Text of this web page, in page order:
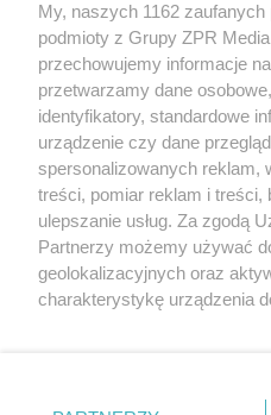
Żaden utwór zamieszczony w
rozpowszechniany lub dalej
tym także elektroniczny lub
eksploatacji w jakiejkolwiek formie,
Internecie bez pisemnej zgody
wykorzystanie utworów w całości
tzn. bez właściwej zgody, jest
ścigane prawnie.
My, naszych 1162 zaufanych
podmioty z Grupy ZPR
przechowujemy informacje
przetwarzamy dane
identyfikatory, standardowe
urządzenie czy dane
spersonalizowanych reklam,
treści, pomiar reklam i treści,
ulepszanie usług. Za zgodą
Partnerzy możemy używać
geolokalizacyjnych oraz
charakterystykę urządzenia
zmienić/wycofać klikając